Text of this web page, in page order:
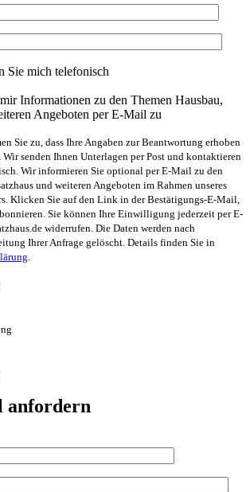
Sie mich telefonisch
Informationen zu den Themen Hausbau,
Angeboten per E-Mail zu
Sie zu, dass Ihre Angaben zur Beantwortung erhoben
senden Ihnen Unterlagen per Post und kontaktieren
Wir informieren Sie optional per E-Mail zu den
und weiteren Angeboten im Rahmen unseres
Klicken Sie auf den Link in der Bestätigungs-E-Mail,
Sie können Ihre Einwilligung jederzeit per E-
widerrufen. Die Daten werden nach
Ihrer Anfrage gelöscht. Details finden Sie in
anfordern